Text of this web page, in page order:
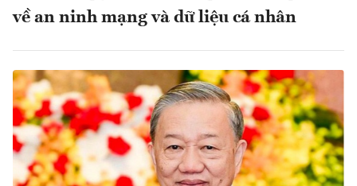
về an ninh mạng và dữ liệu cá nhân